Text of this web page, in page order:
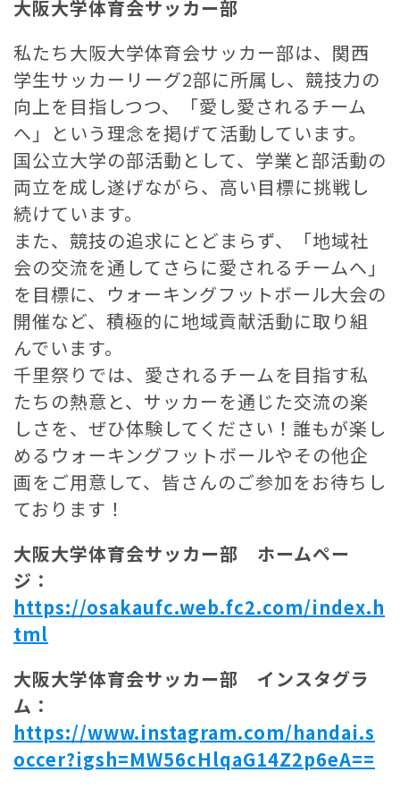
大阪大学体育会サッカー部
私たち大阪大学体育会サッカー部は、関西
学生サッカーリーグ2部に所属し、競技力の
向上を目指しつつ、「愛し愛されるチーム
へ」という理念を掲げて活動しています。
国公立大学の部活動として、学業と部活動の
両立を成し遂げながら、高い目標に挑戦し
続けています。
また、競技の追求にとどまらず、「地域社
会の交流を通してさらに愛されるチームへ」
を目標に、ウォーキングフットボール大会の
開催など、積極的に地域貢献活動に取り組
んでいます。
千里祭りでは、愛されるチームを目指す私
たちの熱意と、サッカーを通じた交流の楽
しさを、ぜひ体験してください！誰もが楽し
めるウォーキングフットボールやその他企
画をご用意して、皆さんのご参加をお待ちし
ております！
大阪大学体育会サッカー部 ホームペー
ジ：
https://osakaufc.web.fc2.com/index.h
tml
大阪大学体育会サッカー部
インスタグラ
ム：
https://www.instagram.com/handai.s
occer?igsh=MW56cHlqaG14Z2p6eA==